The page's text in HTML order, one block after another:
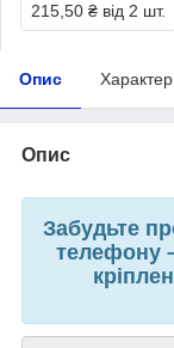
215,50 ₴ від 2 шт.
Опис
Опис
Забудьте
телефону